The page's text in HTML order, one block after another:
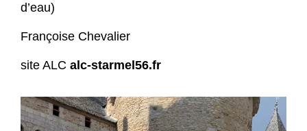
d’eau)
Françoise Chevalier
site ALC alc-starmel56.fr